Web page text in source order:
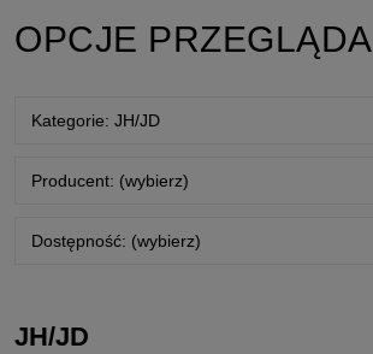
OPCJE
Kategorie: JH/JD
Producent: (wybierz)
Dostępność: (wybierz)
JH/JD